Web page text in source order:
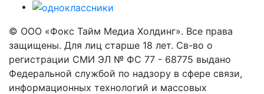
© ООО «Фокс Тайм Медиа Холдинг». Все права
защищены. Для лиц старше 18 лет. Св-во о
регистрации СМИ ЭЛ № ФС 77 - 68775 выдано
Федеральной службой по надзору в сфере связи,
информационных технологий и массовых